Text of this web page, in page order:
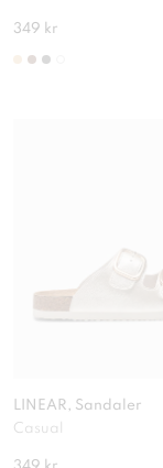
349 kr
LINEAR, Sandaler
Casual